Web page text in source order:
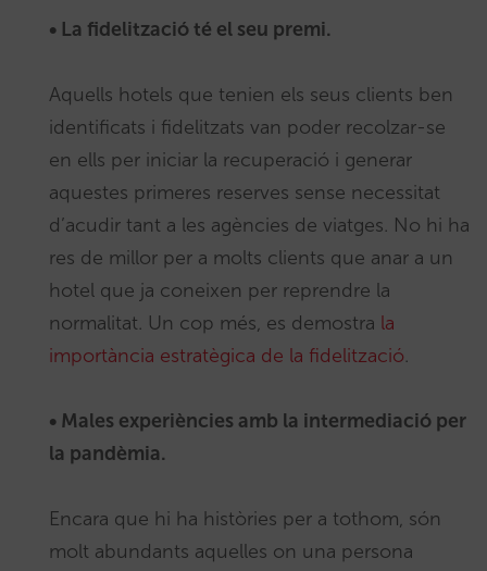
• La fidelització té el seu premi.
Aquells hotels que tenien els seus clients ben
identificats i fidelitzats van poder recolzar-se
en ells per iniciar la recuperació i generar
aquestes primeres reserves sense necessitat
d’acudir tant a les agències de viatges. No hi ha
res de millor per a molts clients que anar a un
hotel que ja coneixen per reprendre la
normalitat. Un cop més, es demostra la
importància estratègica de la fidelització.
• Males experiències amb la intermediació per
la pandèmia.
Encara que hi ha històries per a tothom, són
molt abundants aquelles on una persona